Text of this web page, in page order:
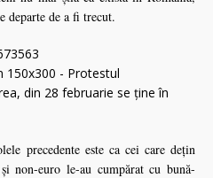
departe de a fi trecut.
precedente este ca cei care deţin
non-euro le-au cumpărat cu bună-